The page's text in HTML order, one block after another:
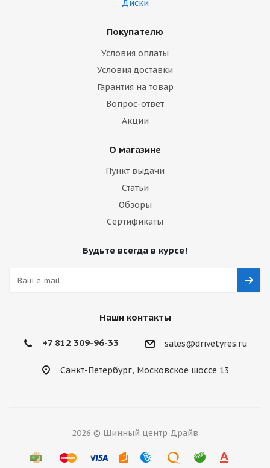
Диски
Покупателю
Условия оплаты
Условия доставки
Гарантия на товар
Вопрос-ответ
Акции
О магазине
Пункт выдачи
Статьи
Обзоры
Сертификаты
Будьте всегда в курсе!
Наши контакты
+7 812 309-96-33 sales@drivetyres.ru
Санкт-Петербург, Московское шоссе 13
2026 © Шинный центр Драйв